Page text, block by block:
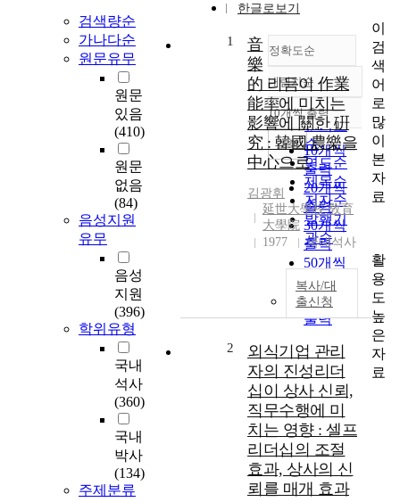
검색량순
가나다순
원문유무
원문
있음
(410)
원문
없음
(84)
음성지원
유무
음성
지원
(396)
학위유형
국내
석사
(360)
국내
박사
(134)
주제분류
한글로보기
정확도순
정확도
순
인기도
순
연도순
제목순
저자순
발행기
관순
내림차순
내림차순
10개씩 출력
10개씩
출력
20개씩
출력
30개씩
출력
50개씩
출력
100개씩
출력
조회
1
音
樂
的 리듬이 作業
能率에 미치는
影響에 關한 硏
究 : 韓國 農樂을
中心으로
김광휘
延世大學校 敎育
大學院
1977
국내석사
복사/대
출신청
2
외식기업 관리
자의 진성리더
십이 상사 신뢰,
직무수행에 미
치는 영향 : 셀프
리더십의 조절
효과, 상사의 신
뢰를 매개 효과
이
검
색
어
로
많
이
본
자
료
활
용
도
높
은
자
료